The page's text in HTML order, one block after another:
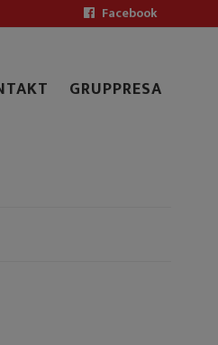
Facebook
GRUPPRESA